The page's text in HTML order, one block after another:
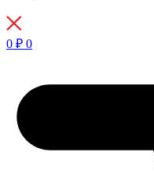
0 ₽ 0